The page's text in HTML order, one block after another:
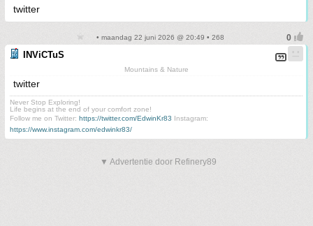
twitter
• maandag 22 juni 2026 @ 20:49 • 268
INViCTuS
Mountains & Nature
twitter
Never Stop Exploring!
Life begins at the end of your comfort zone!
Follow me on Twitter: https://twitter.com/EdwinKr83 Instagram:
https://www.instagram.com/edwinkr83/
▼ Advertentie door Refinery89